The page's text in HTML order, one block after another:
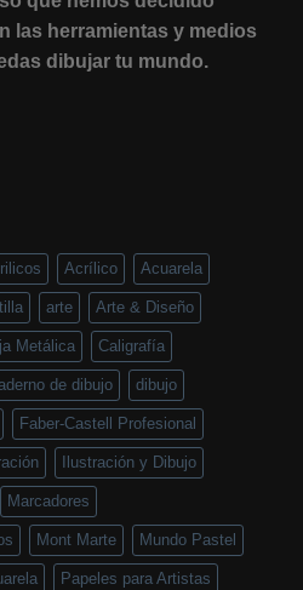
las herramientas y medios
dibujar tu mundo.
Acrílico Acuarela
arte Arte & Diseño
Metálica Caligrafía
de dibujo dibujo
Faber-Castell Profesional
Ilustración y Dibujo
Marcadores
Mont Marte Mundo Pastel
Papeles para Artistas